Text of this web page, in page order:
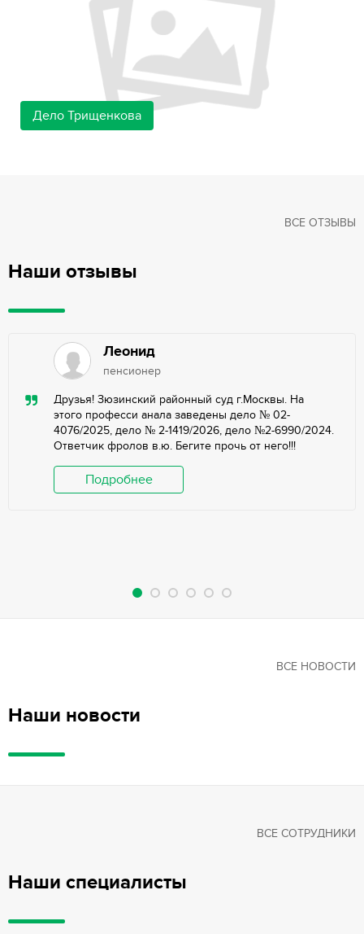
Дело Трищенкова
Наши отзывы
ВСЕ ОТЗЫВЫ
Леонид
пенсионер
Друзья! Зюзинский районный суд г.Москвы. На
этого професси анала заведены дело № 02-
4076/2025, дело № 2-1419/2026, дело №2-6990/2024.
Ответчик фролов в.ю. Бегите прочь от него!!!
Подробнее
Наши новости
ВСЕ НОВОСТИ
Наши специалисты
ВСЕ СОТРУДНИКИ